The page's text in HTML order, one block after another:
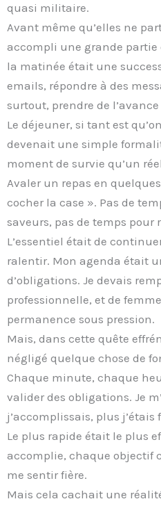
quasi militaire.
Avant même qu’elles ne
accompli une grande partie
la matinée était une
emails, répondre à des
surtout, prendre de
Le déjeuner, si tant est
devenait une simple
moment de survie qu’un
Avaler un repas en
cocher la case ». Pas de
saveurs, pas de temps pour
L’essentiel était de
ralentir. Mon agenda était
d’obligations. Je devais
professionnelle, et de
permanence sous pression.
Mais, dans cette quête
négligé quelque chose de
Chaque minute, chaque
valider des obligations. Je
j’accomplissais, plus j’étais
Le plus rapide était le plus
accomplie, chaque objectif
me sentir fière.
Mais cela cachait une